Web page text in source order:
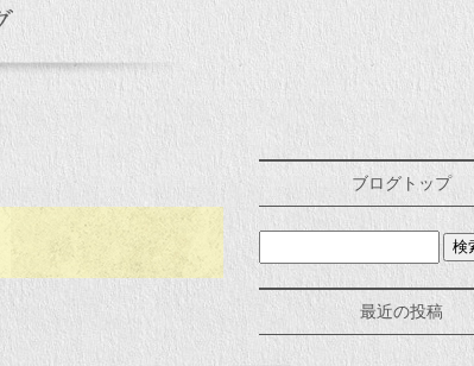
ブログトップ
最近の投稿